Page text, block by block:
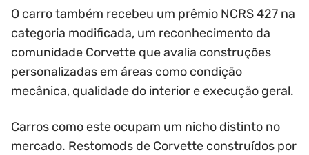
O carro também recebeu um prêmio NCRS 427 na
categoria modificada, um reconhecimento da
comunidade Corvette que avalia construções
personalizadas em áreas como condição
mecânica, qualidade do interior e execução geral.
Carros como este ocupam um nicho distinto no
mercado. Restomods de Corvette construídos por